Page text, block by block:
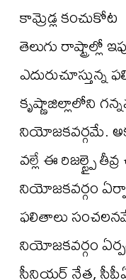
కామ్రెడ్ల కంచుకోట
తెలుగు రాష్ట్రాల్లో
కృష్ణాజిల్లాలోని
నియోజకవర్గమే.
వల్లే ఈ రిజల్ట్పై
నియోజకవర్గం
ఫలితాలు
నియోజకవర్గం
సీనియర్ నేత,